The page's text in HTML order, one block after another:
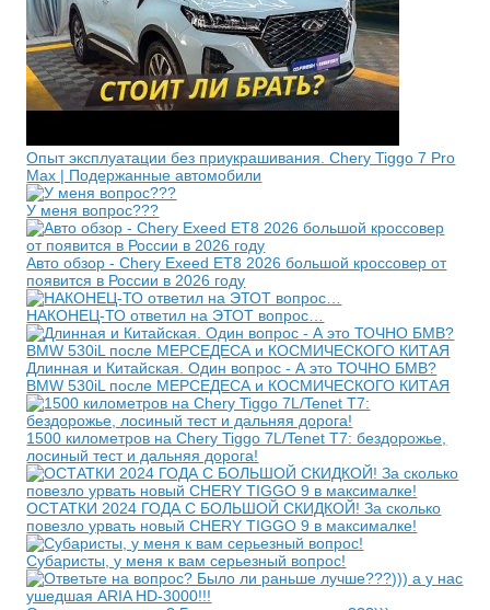
Опыт эксплуатации без приукрашивания. Chery Tiggo 7 Pro
Max | Подержанные автомобили
У меня вопрос???
Авто обзор - Chery Exeed ET8 2026 большой кроссовер от
появится в России в 2026 году
НАКОНЕЦ-ТО ответил на ЭТОТ вопрос…
Длинная и Китайская. Один вопрос - А это ТОЧНО БМВ?
BMW 530iL после МЕРСЕДЕСА и КОСМИЧЕСКОГО КИТАЯ
1500 километров на Chery Tiggo 7L/Tenet T7: бездорожье,
лосиный тест и дальняя дорога!
ОСТАТКИ 2024 ГОДА С БОЛЬШОЙ СКИДКОЙ! За сколько
повезло урвать новый CHERY TIGGO 9 в максималке!
Субаристы, у меня к вам серьезный вопрос!